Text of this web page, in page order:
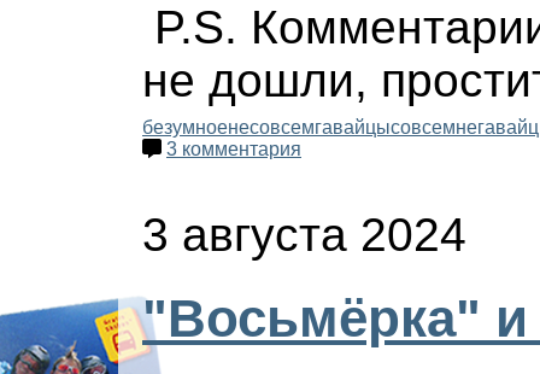
P.S.
не дошли,
безумноенесовсемгавайцы
3 комментария
3 августа 2024
"Восьмёрка"